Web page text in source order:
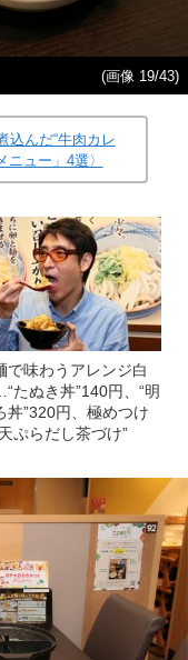
(画像 19/43)
込んだ“牛肉カレ
ュー」4選〉
で味わうアレンジ白
たぬき丼”140円、“明
丼”320円、極めつけ
ぷらだし茶づけ”